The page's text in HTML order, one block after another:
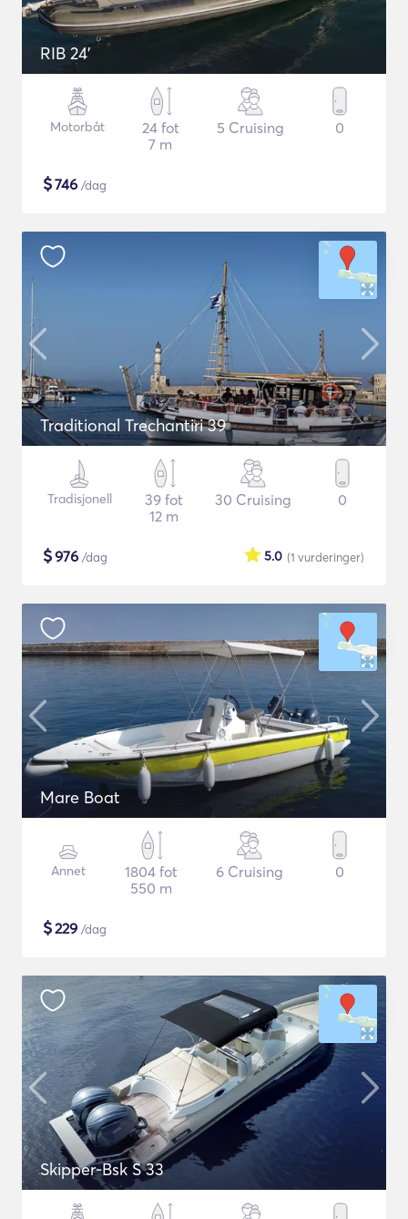
RIB 24'
Motorbåt
24 fot
7 m
5 Cruising 0
$746 /dag
Traditional Trechantiri 39
Tradisjonell
39 fot
12 m
30 Cruising 0
$976 /dag (1 vurderinger)
5.0
Mare Boat
Annet
1804 fot
550 m
6 Cruising 0
$229 /dag
Skipper-Bsk S 33